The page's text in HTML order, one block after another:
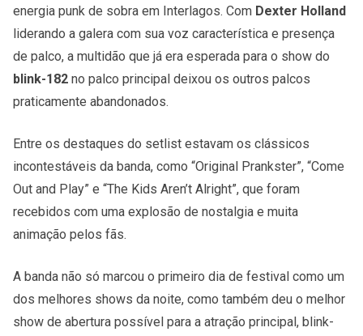
energia punk de sobra em Interlagos. Com Dexter Holland
liderando a galera com sua voz característica e presença
de palco, a multidão que já era esperada para o show do
blink-182 no palco principal deixou os outros palcos
praticamente abandonados.
Entre os destaques do setlist estavam os clássicos
incontestáveis da banda, como “Original Prankster”, “Come
Out and Play” e “The Kids Aren’t Alright”, que foram
recebidos com uma explosão de nostalgia e muita
animação pelos fãs.
A banda não só marcou o primeiro dia de festival como um
dos melhores shows da noite, como também deu o melhor
show de abertura possível para a atração principal, blink-